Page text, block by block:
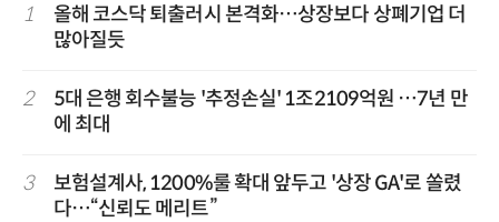
1
올해 코스닥 퇴출러시 본격화…상장보다 상폐기업 더
많아질듯
2
5대 은행 회수불능 '추정손실' 1조2109억원 …7년 만
에 최대
3
보험설계사, 1200%룰 확대 앞두고 '상장 GA'로 쏠렸
다…“신뢰도 메리트”